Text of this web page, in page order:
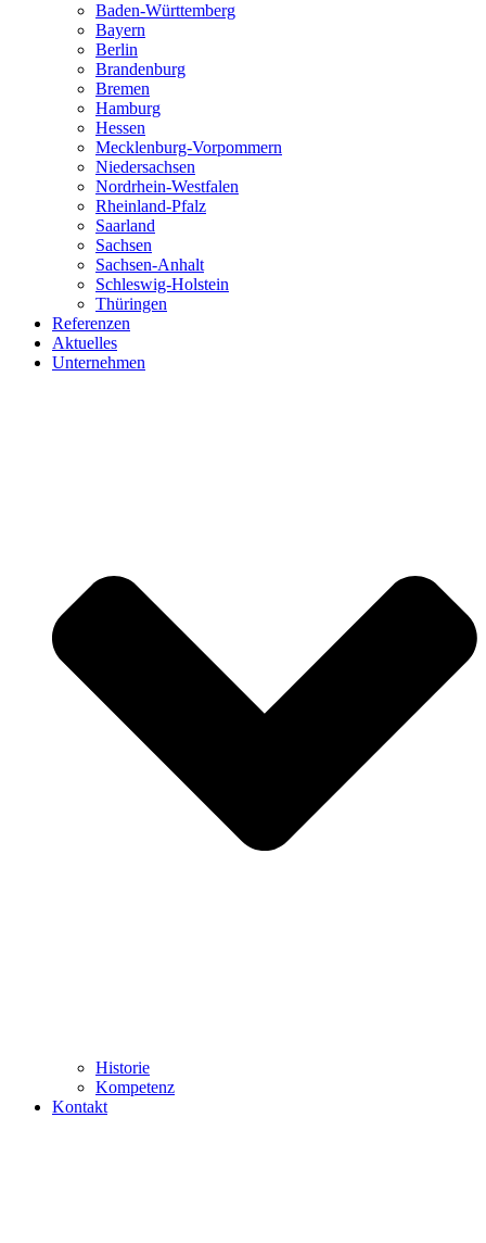
Baden-Württemberg
Bayern
Berlin
Brandenburg
Bremen
Hamburg
Hessen
Mecklenburg-Vorpommern
Niedersachsen
Nordrhein-Westfalen
Rheinland-Pfalz
Saarland
Sachsen
Sachsen-Anhalt
Schleswig-Holstein
Thüringen
Referenzen
Aktuelles
Unternehmen
Historie
Kompetenz
Kontakt